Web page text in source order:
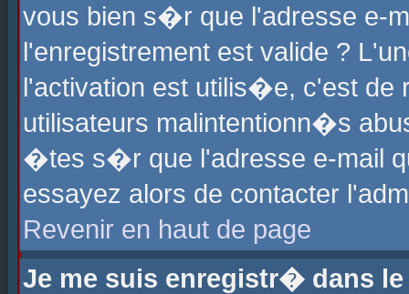
vous bien s�r que l'adresse e-
l'enregistrement est valide ?
l'activation est utilis�e, c'est
utilisateurs malintentionn�s
�tes s�r que l'adresse e-mail
essayez alors de contacter
Revenir en haut de page
Je me suis enregistr� dans